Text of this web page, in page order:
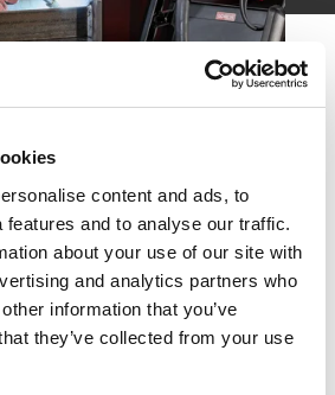
content and ads, to
features and to analyse our traffic.
about your use of our site with
and analytics partners who
information that you’ve
they’ve collected from your use